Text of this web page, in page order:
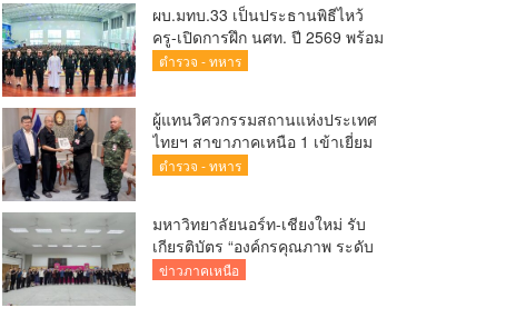
ผบ.มทบ.33 เป็นประธานพิธีไหว้
ครู-เปิดการฝึก นศท. ปี 2569 พร้อม
มอบรางวัล นศท.ดีเด่น และนำ
ตำรวจ - ทหาร
ผู้แทนวิศวกรรมสถานแห่งประเทศ
ไทยฯ สาขาภาคเหนือ 1 เข้าเยี่ยม
คำนับผู้บัญชาการมณฑลทหารบกที่
ตำรวจ - ทหาร
มหาวิทยาลัยนอร์ท-เชียงใหม่ รับ
เกียรติบัตร “องค์กรคุณภาพ ระดับ
ส่งเสริมคุณธรรม”
ข่าวภาคเหนือ